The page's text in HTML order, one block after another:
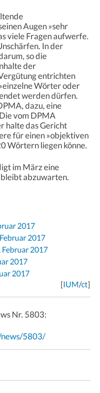
Augen »sehr
viele Fragen aufwerfe.
In der
so die
der
entrichten
Wörter oder
werden dürfen.
dazu, eine
vom DPMA
halte das Gericht
für einen »objektiven
Wörtern liegen könne.
im März eine
abzuwarten.
2017
2017
Februar 2017
2017
2017
[IUM/ct]
Nr. 5803:
5803/